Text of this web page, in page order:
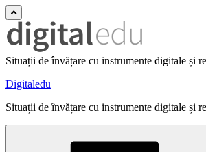
Situații de învățare cu instrumente digitale și
Digitaledu
Situații de învățare cu instrumente digitale și